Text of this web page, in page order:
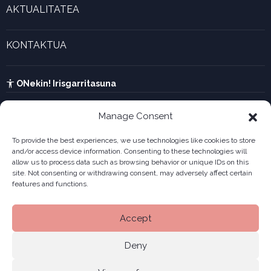
Manage Consent
To provide the best experiences, we use technologies like cookies to store
and/or access device information. Consenting to these technologies will
allow us to process data such as browsing behavior or unique IDs on this
site. Not consenting or withdrawing consent, may adversely affect certain
features and functions.
Accept
Deny
UTA kalkulagailua
AKTUALITATEA
KONTAKTUA
ONekin! Irisgarritasuna